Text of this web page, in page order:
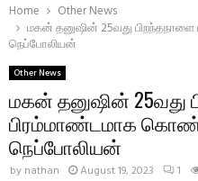
Home
Other News
மகன் தனுஷின் 25வது
நெப்போலியன்
Other News
மகன் தனுஷின் 25வது
பிரம்மாண்டமாக
நெப்போலியன்
by nathan August 19, 2023 1